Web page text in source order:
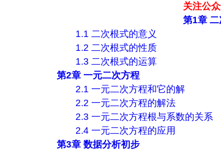
关注公
第1章
1.1 二次根式的意义
1.2 二次根式的性质
1.3 二次根式的运算
第2章 一元二次方程
2.1 一元二次方程和它的解
2.2 一元二次方程的解法
2.3 一元二次方程根与系数的关系
2.4 一元二次方程的应用
第3章 数据分析初步